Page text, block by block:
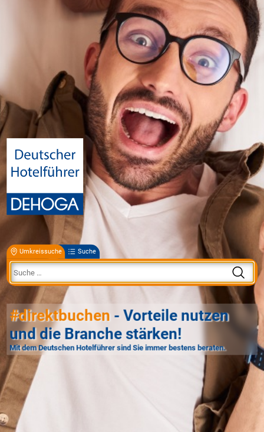
Umkreissuche Suche
#direktbuchen - Vorteile nutzen
und die Branche stärken!
Mit dem Deutschen Hotelführer sind Sie immer bestens beraten.